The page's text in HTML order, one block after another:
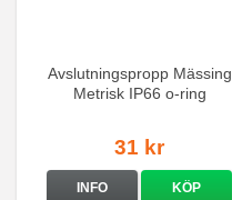
Avslutningspropp Mässing
Metrisk IP66 o-ring
31 kr
INFO KÖP